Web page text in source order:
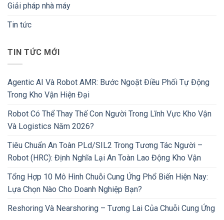
Giải pháp nhà máy
Tin tức
TIN TỨC MỚI
Agentic AI Và Robot AMR: Bước Ngoặt Điều Phối Tự Động
Trong Kho Vận Hiện Đại
Robot Có Thể Thay Thế Con Người Trong Lĩnh Vực Kho Vận
Và Logistics Năm 2026?
Tiêu Chuẩn An Toàn PLd/SIL2 Trong Tương Tác Người –
Robot (HRC): Định Nghĩa Lại An Toàn Lao Động Kho Vận
Tổng Hợp 10 Mô Hình Chuỗi Cung Ứng Phổ Biến Hiện Nay:
Lựa Chọn Nào Cho Doanh Nghiệp Bạn?
Reshoring Và Nearshoring – Tương Lai Của Chuỗi Cung Ứng